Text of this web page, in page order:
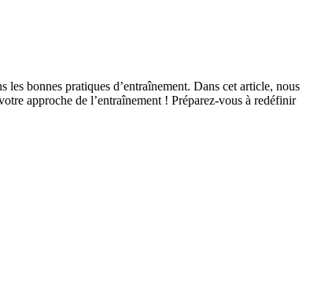
bonnes pratiques d’entraînement. Dans cet article, nous
approche de l’entraînement ! Préparez-vous à redéfinir